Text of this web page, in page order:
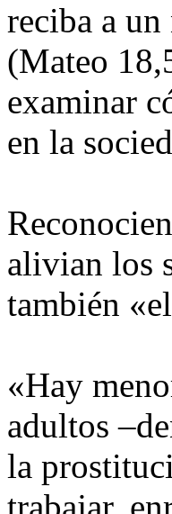
reciba a
(Mateo
examinar
en la
alivian los
también
«Hay
adultos
la